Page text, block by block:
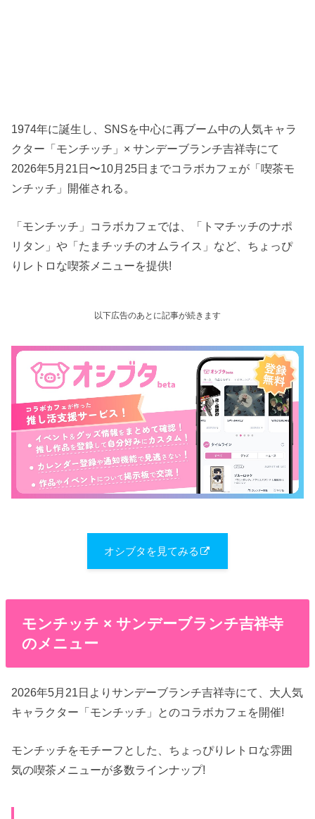
1974年に誕生し、SNSを中心に再ブーム中の人気キャラ
クター「モンチッチ」× サンデーブランチ吉祥寺にて
2026年5月21日〜10月25日までコラボカフェが「喫茶モ
ンチッチ」開催される。
「モンチッチ」コラボカフェでは、「トマチッチのナポ
リタン」や「たまチッチのオムライス」など、ちょっぴ
りレトロな喫茶メニューを提供!
以下広告のあとに記事が続きます
オシブタを見てみる
モンチッチ × サンデーブランチ吉祥寺
のメニュー
2026年5月21日よりサンデーブランチ吉祥寺にて、大人気
キャラクター「モンチッチ」とのコラボカフェを開催!
モンチッチをモチーフとした、ちょっぴりレトロな雰囲
気の喫茶メニューが多数ラインナップ!